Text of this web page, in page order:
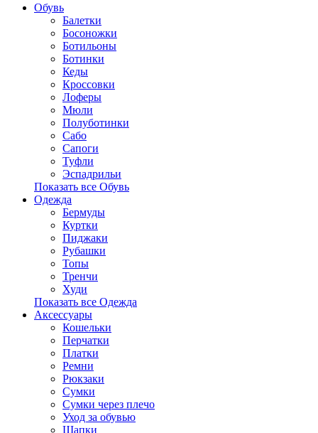
Обувь
Балетки
Босоножки
Ботильоны
Ботинки
Кеды
Кроссовки
Лоферы
Мюли
Полуботинки
Сабо
Сапоги
Туфли
Эспадрильи
Показать все Обувь
Одежда
Бермуды
Куртки
Пиджаки
Рубашки
Топы
Тренчи
Худи
Показать все Одежда
Аксессуары
Кошельки
Перчатки
Платки
Ремни
Рюкзаки
Сумки
Сумки через плечо
Уход за обувью
Шапки